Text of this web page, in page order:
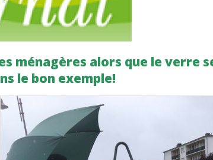
ménagères alors que le verre
le bon exemple!